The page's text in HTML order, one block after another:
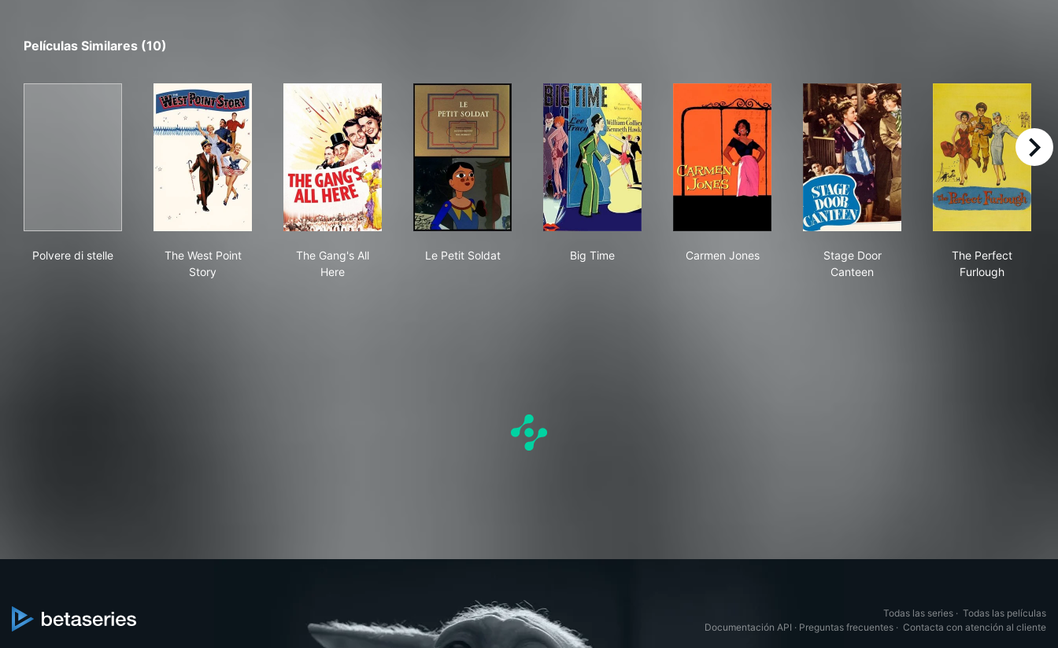
Películas Similares (10)
Polvere di stelle
The West Point
Story
The Gang's All
Here
Le Petit Soldat
Big Time
Carmen Jones
Stage Door
Canteen
The Perfect
Furlough
right
Todas las series · Todas las películas
Documentación API · Preguntas frecuentes · Contacta con atención al cliente